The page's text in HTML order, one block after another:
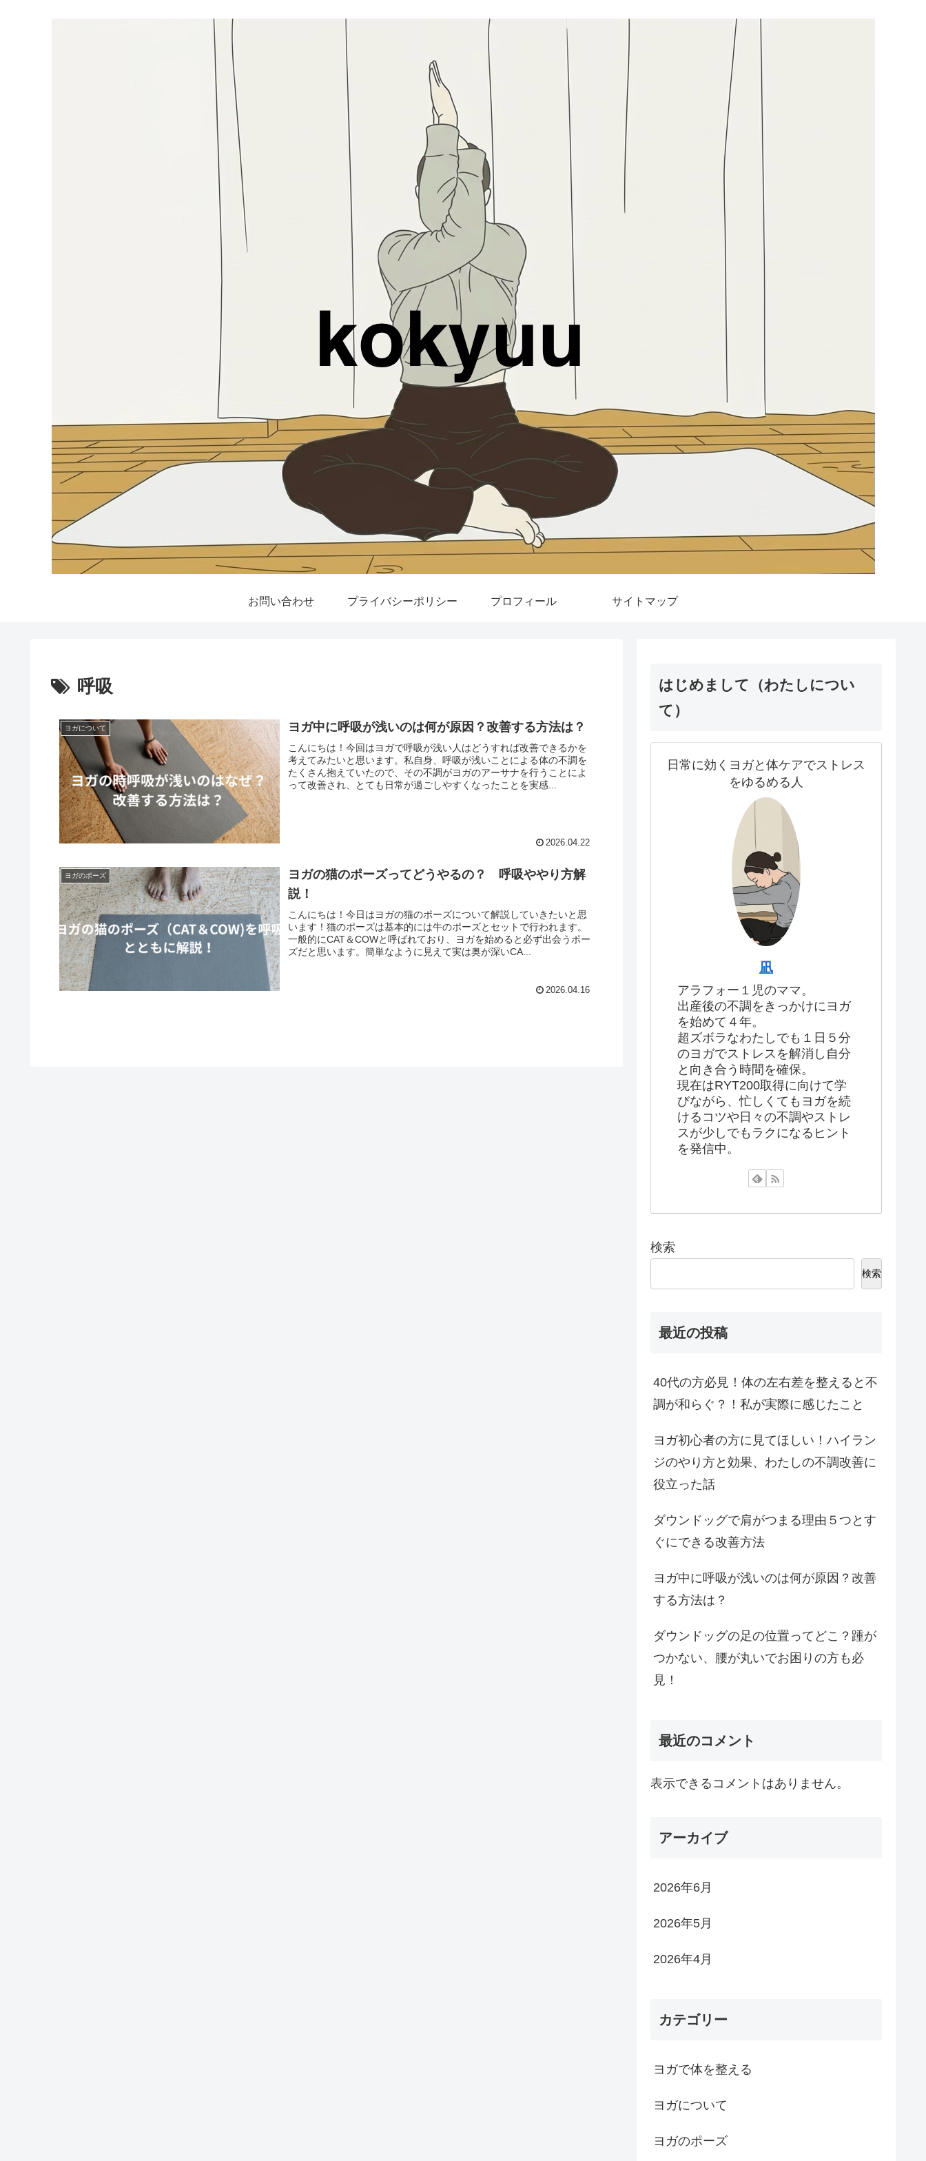
お問い合わせ プライバシーポリシー プロフィール サイトマップ
呼吸
ヨガについて ヨガ中に呼吸が浅いのは何が原因？改善する方法は？
こんにちは！今回はヨガで呼吸が浅い人はどうすれば改善できるかを
考えてみたいと思います。私自身、呼吸が浅いことによる体の不調を
たくさん抱えていたので、その不調がヨガのアーサナを行うことによ
って改善され、とても日常が過ごしやすくなったことを実感...
2026.04.22
ヨガのポーズ
ヨガの猫のポーズってどうやるの？ 呼吸ややり方解
説！
こんにちは！今日はヨガの猫のポーズについて解説していきたいと思
います！猫のポーズは基本的には牛のポーズとセットで行われます。
一般的にCAT＆COWと呼ばれており、ヨガを始めると必ず出会うポー
ズだと思います。簡単なように見えて実は奥が深いCA...
2026.04.16
はじめまして（わたしについ
て）
日常に効くヨガと体ケアでストレス
をゆるめる人
凪
アラフォー１児のママ。
出産後の不調をきっかけにヨガ
を始めて４年。
超ズボラなわたしでも１日５分
のヨガでストレスを解消し自分
と向き合う時間を確保。
現在はRYT200取得に向けて学
びながら、忙しくてもヨガを続
けるコツや日々の不調やストレ
スが少しでもラクになるヒント
を発信中。
検索
検索
最近の投稿
40代の方必見！体の左右差を整えると不
調が和らぐ？！私が実際に感じたこと
ヨガ初心者の方に見てほしい！ハイラン
ジのやり方と効果、わたしの不調改善に
役立った話
ダウンドッグで肩がつまる理由５つとす
ぐにできる改善方法
ヨガ中に呼吸が浅いのは何が原因？改善
する方法は？
ダウンドッグの足の位置ってどこ？踵が
つかない、腰が丸いでお困りの方も必
見！
最近のコメント
表示できるコメントはありません。
アーカイブ
2026年6月
2026年5月
2026年4月
カテゴリー
ヨガで体を整える
ヨガについて
ヨガのポーズ